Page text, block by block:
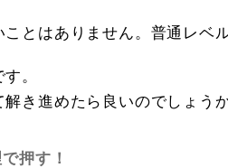
とはありません。普通レベル
。
き進めたら良いのでしょう
押す！